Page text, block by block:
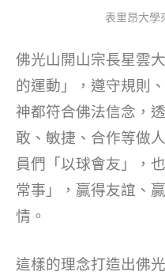
表里昂大學
佛光山開山宗長星雲
的運動」，遵守規則
神都符合佛法信念，
敢、敏捷、合作等做
員們「以球會友」，
常事」，贏得友誼、
情。
這樣的理念打造出佛